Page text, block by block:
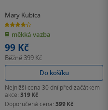
Mary Kubica
4.3
z
5
hvězdiček
měkká vazba
99 Kč
Běžně 399 Kč
Do košíku
Nejnižší cena 30 dní před začátkem
akce: 319 Kč
Doporučená cena: 399 Kč